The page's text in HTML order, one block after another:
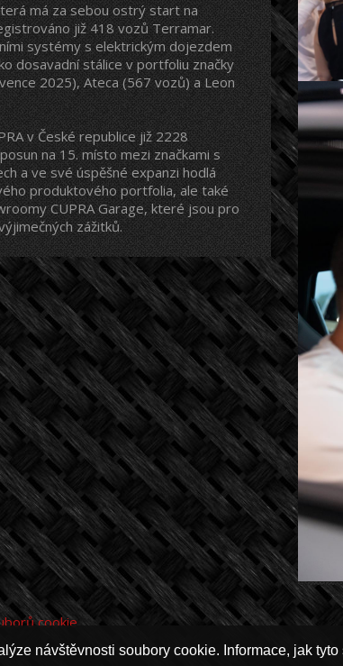
návštěvnosti soubory cookie. Informace, jak
má za sebou ostrý start na
již 418 vozů Terramar.
systémy s elektrickým dojezdem
dosavadní stálice v portfoliu značky
2025), Ateca (567 vozů) a Leon
v České republice již 2228
na 15. místo mezi značkami s
a ve své úspěšné expanzi hodlá
produktového portfolia, ale také
CUPRA Garage, které jsou pro
zážitků.
cookie